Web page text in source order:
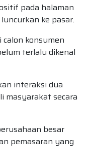
pada halaman
ke pasar.
konsumen
terlalu dikenal
interaksi dua
masyarakat secara
besar
pemasaran yang